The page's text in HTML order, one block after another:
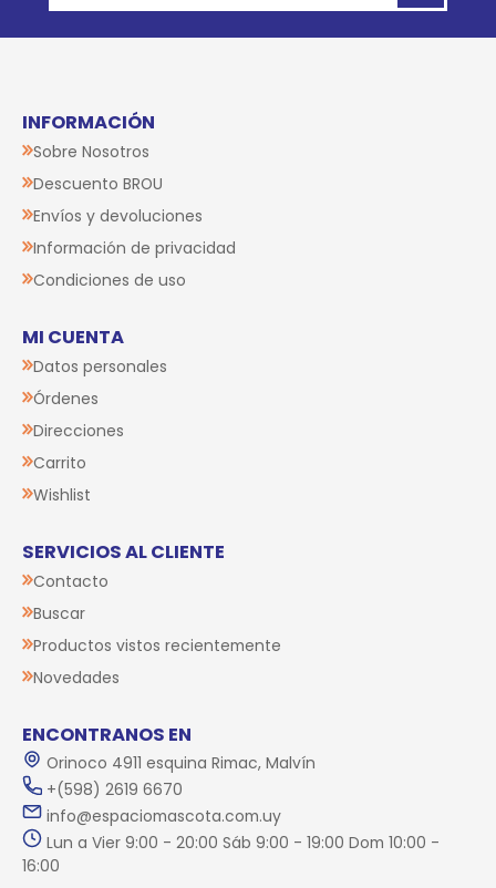
INFORMACIÓN
Sobre Nosotros
Descuento BROU
Envíos y devoluciones
Información de privacidad
Condiciones de uso
MI CUENTA
Datos personales
Órdenes
Direcciones
Carrito
Wishlist
SERVICIOS AL CLIENTE
Contacto
Buscar
Productos vistos recientemente
Novedades
ENCONTRANOS EN
Orinoco 4911 esquina Rimac, Malvín
+(598) 2619 6670
info@espaciomascota.com.uy
Lun a Vier 9:00 - 20:00 Sáb 9:00 - 19:00 Dom 10:00 -
16:00